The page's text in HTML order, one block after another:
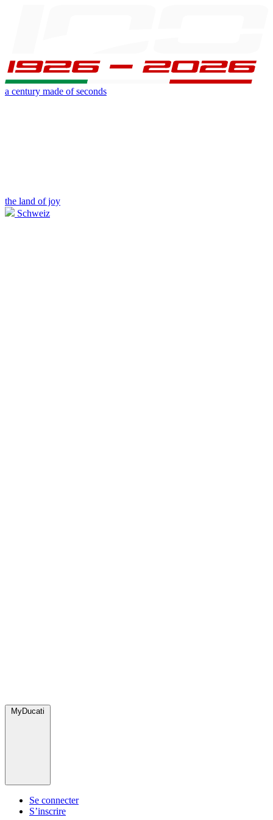
a century made of seconds
the land of joy
Schweiz
MyDucati
Se connecter
S’inscrire